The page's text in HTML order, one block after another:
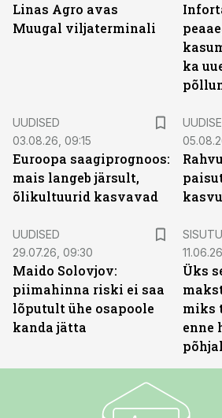
Linas Agro avas
Muugal viljaterminali
ka
UUDISED
03.08.26, 09:15
Euroopa saagiprognoos:
mais langeb järsult,
õlikultuurid kasvavad
kasvu
UUDISED
29.07.26, 09:30
Maido Solovjov:
piimahinna riski ei saa
lõputult ühe osapoole
kanda jätta
Üks
miks
enne